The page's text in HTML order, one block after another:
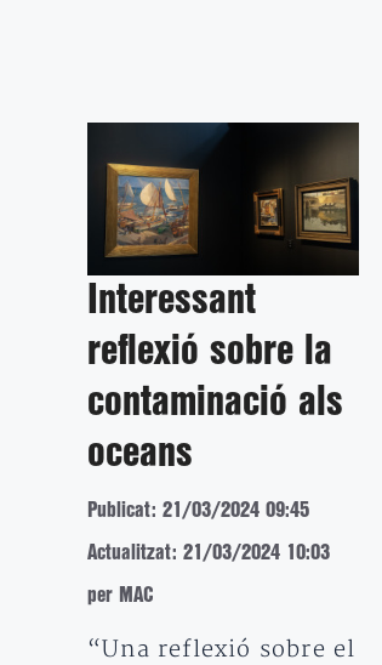
Interessant
reflexió sobre la
contaminació als
oceans
Publicat: 21/03/2024 09:45
Actualitzat: 21/03/2024 10:03
per MAC
“Una reflexió sobre el